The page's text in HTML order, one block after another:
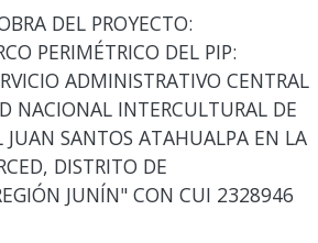
DEL PROYECTO:
PERIMÉTRICO DEL PIP:
ADMINISTRATIVO CENTRAL
NACIONAL INTERCULTURAL DE
JUAN SANTOS ATAHUALPA EN LA
DISTRITO DE
JUNÍN" CON CUI 2328946